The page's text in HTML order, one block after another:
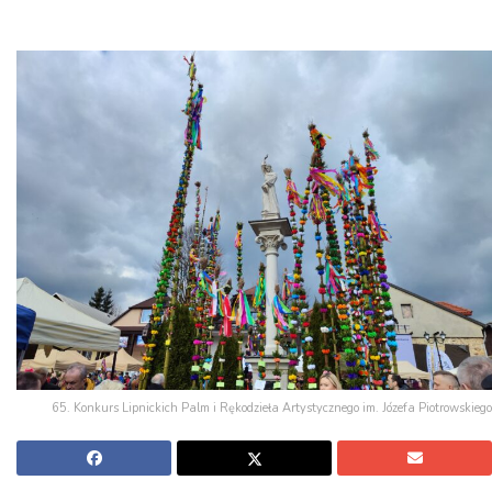
65. Konkurs Lipnickich Palm i Rękodzieła Artystycznego im. Józefa Piotrowskiego